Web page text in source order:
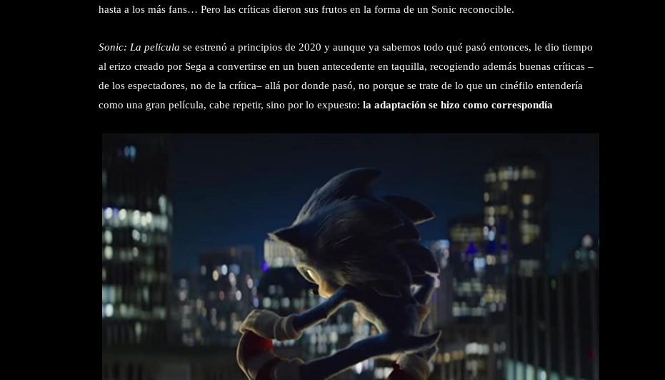
hasta a los más fans… Pero las críticas dieron sus frutos en la forma de un Sonic reconocible.
Sonic: La película se estrenó a principios de 2020 y aunque ya sabemos todo qué pasó entonces, le dio tiempo
al erizo creado por Sega a convertirse en un buen antecedente en taquilla, recogiendo además buenas críticas –
de los espectadores, no de la crítica– allá por donde pasó, no porque se trate de lo que un cinéfilo entendería
como una gran película, cabe repetir, sino por lo expuesto: la adaptación se hizo como correspondía